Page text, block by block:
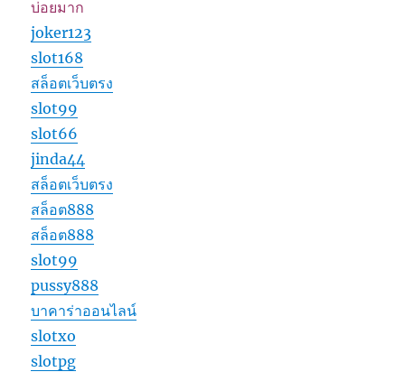
บ่อยมาก
joker123
slot168
สล็อตเว็บตรง
slot99
slot66
jinda44
สล็อตเว็บตรง
สล็อต888
สล็อต888
slot99
pussy888
บาคาร่าออนไลน์
slotxo
slotpg